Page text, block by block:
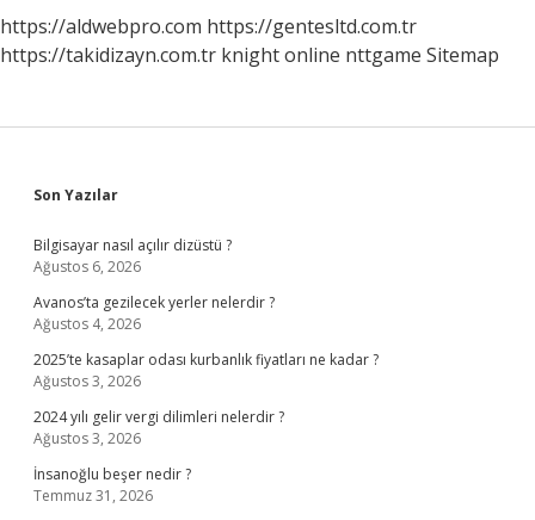
https://aldwebpro.com https://gentesltd.com.tr
https://takidizayn.com.tr knight online nttgame Sitemap
Sidebar
Son Yazılar
Bilgisayar nasıl açılır dizüstü ?
Ağustos 6, 2026
Avanos’ta gezilecek yerler nelerdir ?
Ağustos 4, 2026
2025’te kasaplar odası kurbanlık fiyatları ne kadar ?
Ağustos 3, 2026
2024 yılı gelir vergi dilimleri nelerdir ?
Ağustos 3, 2026
İnsanoğlu beşer nedir ?
Temmuz 31, 2026